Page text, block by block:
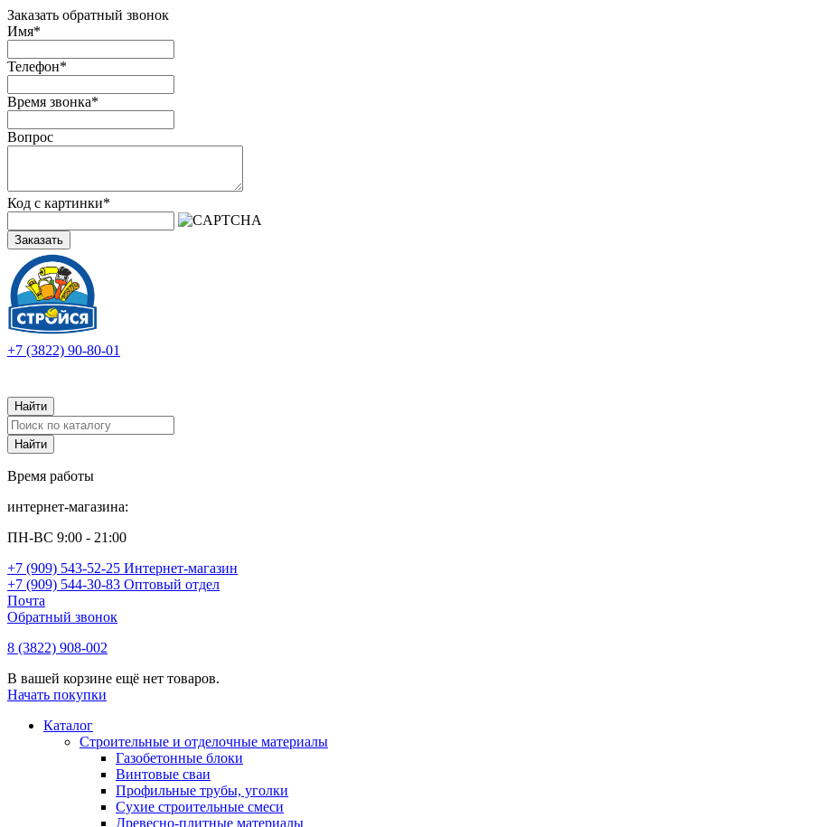
Заказать обратный звонок
Имя*
Телефон*
Время звонка*
Вопрос
Код с картинки*
Заказать
+7 (3822) 90-80-01
Время работы
интернет-магазина:
ПН-ВС 9:00 - 21:00
+7 (909) 543-52-25 Интернет-магазин
+7 (909) 544-30-83 Оптовый отдел
Почта
Обратный звонок
8 (3822) 908-002
В вашей корзине ещё нет товаров.
Начать покупки
Каталог
Строительные и отделочные материалы
Газобетонные блоки
Винтовые сваи
Профильные трубы, уголки
Сухие строительные смеси
Древесно-плитные материалы